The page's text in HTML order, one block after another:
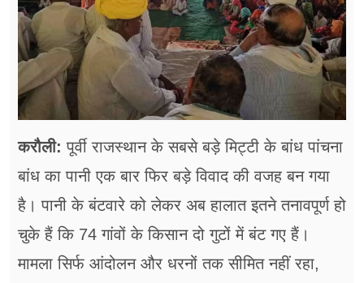
ब्‍यूटी
जॉब्स
शिक्षा
अन्य खबरें
करौली: पूर्वी राजस्थान के सबसे बड़े मिट्टी के बांध पांचना
बांध का पानी एक बार फिर बड़े विवाद की वजह बन गया
है। पानी के बंटवारे को लेकर अब हालात इतने तनावपूर्ण हो
चुके हैं कि 74 गांवों के किसान दो गुटों में बंट गए हैं।
मामला सिर्फ आंदोलन और धरनों तक सीमित नहीं रहा,